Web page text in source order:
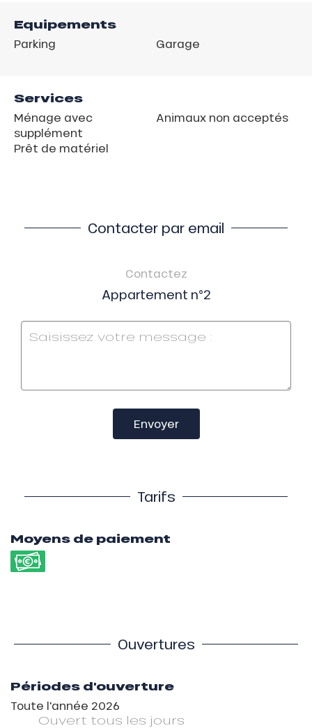
Equipements
Parking Garage
Services
Ménage avec
supplément
Prêt de matériel
Animaux non acceptés
Contacter par email
Contactez
Appartement n°2
Envoyer
Tarifs
Moyens de paiement
Ouvertures
Périodes d'ouverture
Toute l'année 2026
Ouvert tous les jours